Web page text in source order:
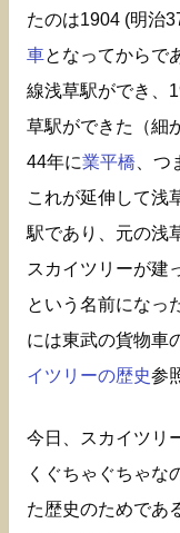
たのは1904 (明治
車となってからで
線浅草駅ができ、
草駅ができた（細
44年に業平橋 、
これが延伸して浅
駅であり、元の浅
スカイツリーが建
という名前になっ
には東武の貨物車
イツリーの歴史参
今日、スカイツリ
くぐちゃぐちゃな
た歴史のためであ